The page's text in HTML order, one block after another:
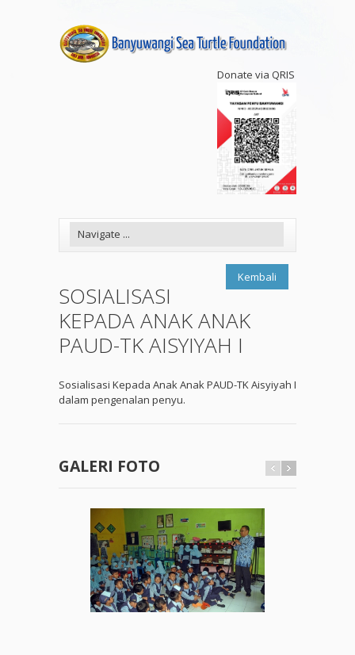
Donate via QRIS
Kembali
SOSIALISASI
KEPADA ANAK ANAK
PAUD-TK AISYIYAH I
Sosialisasi Kepada Anak Anak PAUD-TK Aisyiyah I
dalam pengenalan penyu.
GALERI FOTO